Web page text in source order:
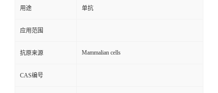
用途 单抗
应用范围
抗原来源 Mammalian cells
CAS编号